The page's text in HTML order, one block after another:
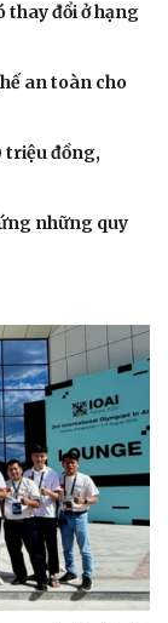
thay đổi ở hạng
an toàn cho
triệu đồng,
những quy